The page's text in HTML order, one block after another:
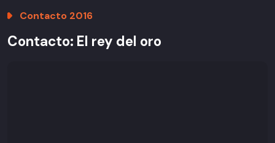
Contacto 2016
Contacto: El rey del oro